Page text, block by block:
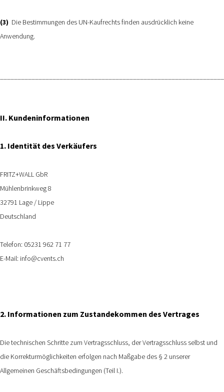
(3) Die Bestimmungen des UN-Kaufrechts finden ausdrücklich keine
Anwendung.
II. Kundeninformationen
1. Identität des Verkäufers
FRITZ+WALL GbR
Mühlenbrinkweg 8
32791 Lage / Lippe
Deutschland
Telefon: 05231 962 71 77
E-Mail: info@cvents.ch
2. Informationen zum Zustandekommen des Vertrages
Die technischen Schritte zum Vertragsschluss, der Vertragsschluss selbst und
die Korrekturmöglichkeiten erfolgen nach Maßgabe des § 2 unserer
Allgemeinen Geschäftsbedingungen (Teil I.).